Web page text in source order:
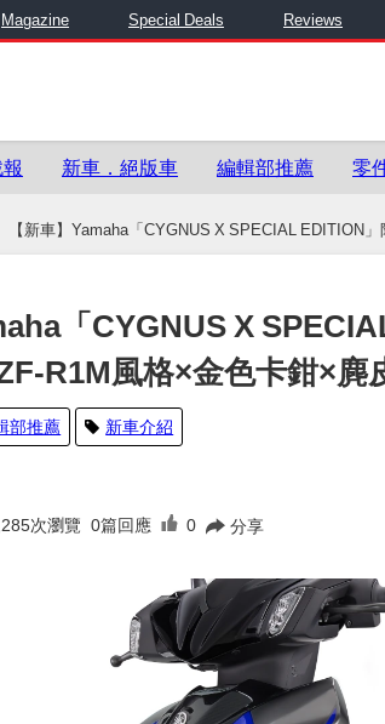
Magazine Special Deals Reviews
新車．絕版車 編輯部推薦 零
【新車】Yamaha「CYGNUS X SPECIAL EDITION
「CYGNUS X
R1M風格×金色卡鉗×麂
部推薦 新車介紹
次瀏覽 0篇回應 0 分享